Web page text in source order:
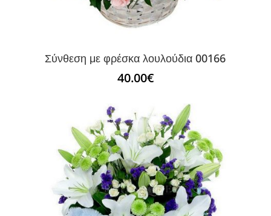
Σύνθεση με φρέσκα λουλούδια 00166
40.00€